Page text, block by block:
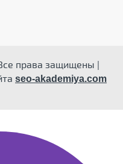
права защищены |
seo-akademiya.com